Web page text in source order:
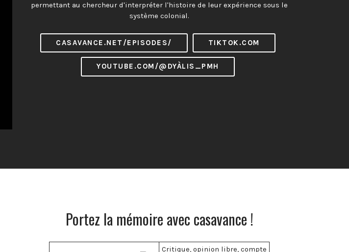
permettant au chercheur d'interpréter l'histoire de leur expérience sous le
système colonial.
CASAVANCE.NET/EPISODES/ TIKTOK.COM
YOUTUBE.COM/@DYÀLIS_PMH
Portez la mémoire avec casavance !
Critique, opinion libre, compte